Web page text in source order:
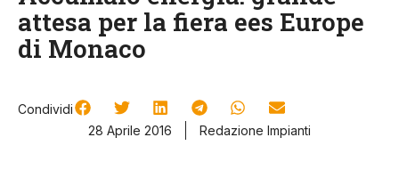
attesa per la fiera ees Europe
di Monaco
Condividi
28 Aprile 2016
Redazione Impianti